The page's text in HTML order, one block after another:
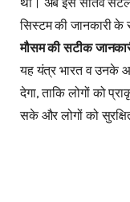
सिस्टम की जानकारी के
मौसम की सटीक
यह यंत्र भारत व उनके
देगा, ताकि लोगों को
सके और लोगों को